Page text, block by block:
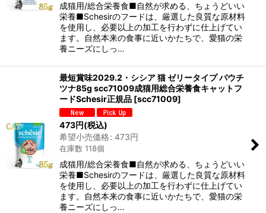
成猫用/総合栄養食■自然が求める、ちょうどいい
栄養■Schesirのフードは、厳選した良質な原材料
を使用し、必要以上の加工を行わずに仕上げてい
ます。自然本来の食事に近いかたちで、愛猫の栄
養ニーズにしっ…
最短賞味2029.2・シシア 猫 ゼリータイプ パウチ
ツナ85g scc71009成猫用総合栄養食キャットフ
ードSchesir正規品 [scc71009]
473円(税込)
希望小売価格: 473円
在庫数 118個
成猫用/総合栄養食■自然が求める、ちょうどいい
栄養■Schesirのフードは、厳選した良質な原材料
を使用し、必要以上の加工を行わずに仕上げてい
ます。自然本来の食事に近いかたちで、愛猫の栄
養ニーズにしっ…